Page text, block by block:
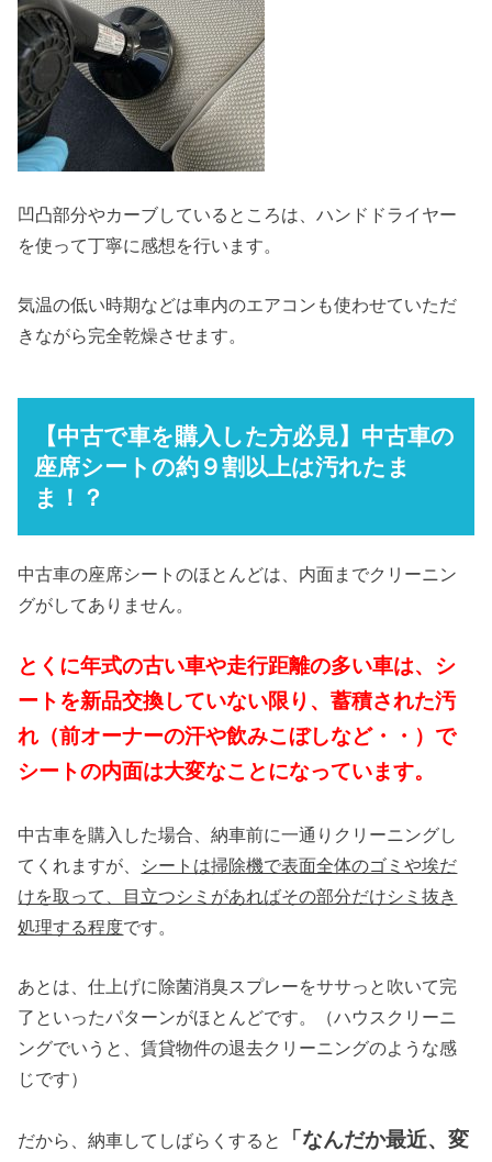
凹凸部分やカーブしているところは、ハンドドライヤー
を使って丁寧に感想を行います。
気温の低い時期などは車内のエアコンも使わせていただ
きながら完全乾燥させます。
【中古で車を購入した方必見】中古車の
座席シートの約９割以上は汚れたま
ま！？
中古車の座席シートのほとんどは、内面までクリーニン
グがしてありません。
とくに年式の古い車や走行距離の多い車は、シ
ートを新品交換していない限り、蓄積された汚
れ（前オーナーの汗や飲みこぼしなど・・）で
シートの内面は大変なことになっています。
中古車を購入した場合、納車前に一通りクリーニングし
てくれますが、 シートは掃除機で表面全体のゴミや埃だ
けを取って、目立つシミがあればその部分だけシミ抜き
処理する程度です。
あとは、仕上げに除菌消臭スプレーをササっと吹いて完
了といったパターンがほとんどです。（ハウスクリーニ
ングでいうと、賃貸物件の退去クリーニングのような感
じです）
だから、納車してしばらくすると
「なんだか最近、変